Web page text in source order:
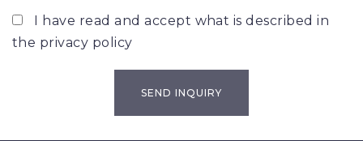
I have read and accept what is described in
the privacy policy